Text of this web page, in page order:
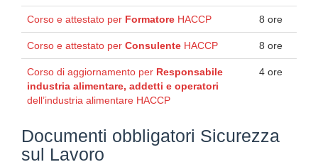
Corso e attestato per Formatore HACCP 8 ore
Corso e attestato per Consulente HACCP 8 ore
Corso di aggiornamento per Responsabile
industria alimentare, addetti e operatori
dell’industria alimentare HACCP
4 ore
Documenti obbligatori Sicurezza
sul Lavoro